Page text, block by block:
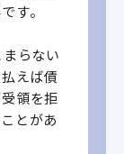
す。
らない
えば債
領を拒
とがあ